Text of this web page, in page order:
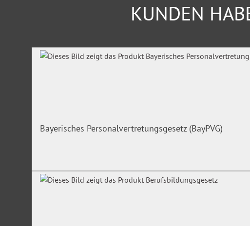
KUNDEN
Produktgalerie überspringen
Bayerisches Personalvertretungsgesetz (BayPVG)